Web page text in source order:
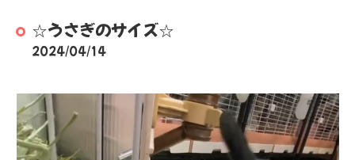
☆うさぎのサイズ☆
2024/04/14